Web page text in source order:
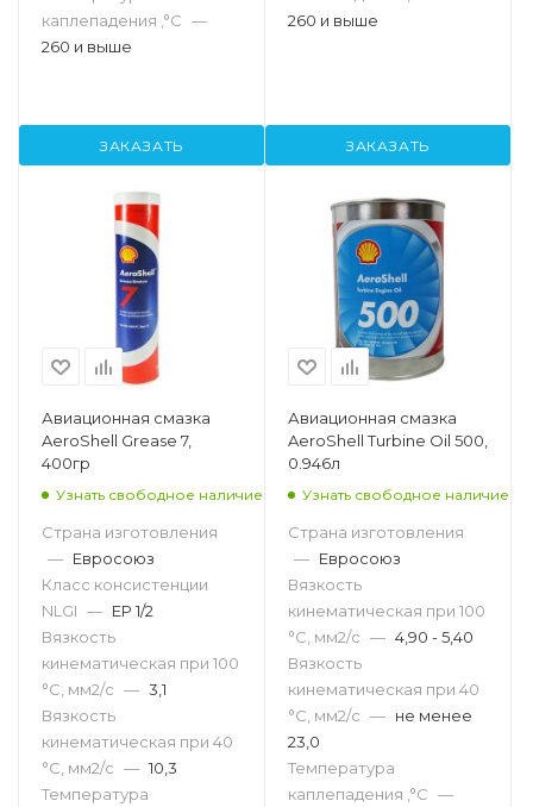
каплепадения ,°C —
260 и выше
ЗАКАЗАТЬ
260 и выше
ЗАКАЗАТЬ
Авиационная смазка
AeroShell Grease 7,
400гр
Узнать свободное наличие
Страна изготовления
— Евросоюз
Класс консистенции
NLGI — EP 1/2
Вязкость
кинематическая при 100
°С, мм2/с — 3,1
Вязкость
кинематическая при 40
°С, мм2/с — 10,3
Температура
Авиационная смазка
AeroShell Turbine Oil 500,
0.946л
Узнать свободное наличие
Страна изготовления
— Евросоюз
Вязкость
кинематическая при 100
°С, мм2/с — 4,90 - 5,40
Вязкость
кинематическая при 40
°С, мм2/с — не менее
23,0
Температура
каплепадения ,°C —